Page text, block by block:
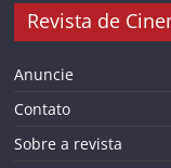
Revista de
Anuncie
Contato
Sobre a revista